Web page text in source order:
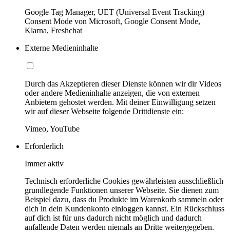
Google Tag Manager, UET (Universal Event Tracking)
Consent Mode von Microsoft, Google Consent Mode,
Klarna, Freshchat
Externe Medieninhalte
Durch das Akzeptieren dieser Dienste können wir dir Videos
oder andere Medieninhalte anzeigen, die von externen
Anbietern gehostet werden. Mit deiner Einwilligung setzen
wir auf dieser Webseite folgende Drittdienste ein:
Vimeo, YouTube
Erforderlich
Immer aktiv
Technisch erforderliche Cookies gewährleisten ausschließlich
grundlegende Funktionen unserer Webseite. Sie dienen zum
Beispiel dazu, dass du Produkte im Warenkorb sammeln oder
dich in dein Kundenkonto einloggen kannst. Ein Rückschluss
auf dich ist für uns dadurch nicht möglich und dadurch
anfallende Daten werden niemals an Dritte weitergegeben.